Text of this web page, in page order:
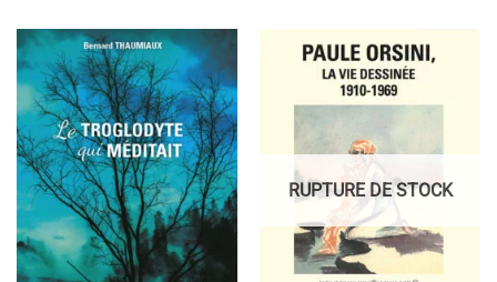
RUPTURE DE STOCK